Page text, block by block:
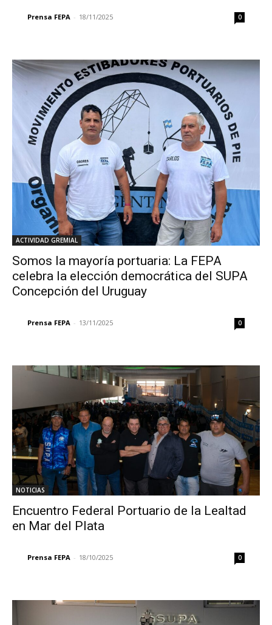
Prensa FEPA - 18/11/2025 0
ACTIVIDAD GREMIAL
Somos la mayoría portuaria: La FEPA
celebra la elección democrática del SUPA
Concepción del Uruguay
Prensa FEPA - 13/11/2025 0
NOTICIAS
Encuentro Federal Portuario de la Lealtad
en Mar del Plata
Prensa FEPA - 18/10/2025 0